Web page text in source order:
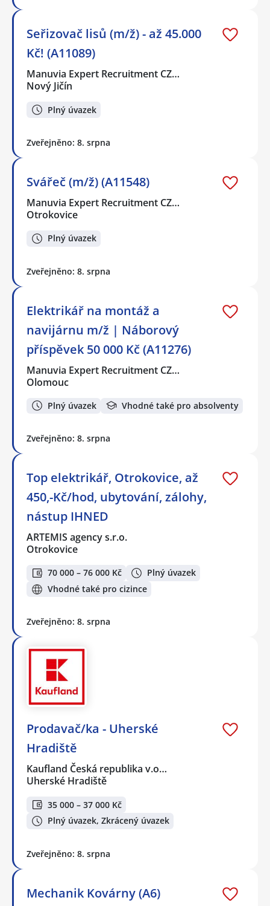
Seřizovač lisů (m/ž) - až 45.000
Kč! (A11089)
Manuvia Expert Recruitment CZ…
Nový Jičín
Plný úvazek
Zveřejněno: 8. srpna
Svářeč (m/ž) (A11548)
Manuvia Expert Recruitment CZ…
Otrokovice
Plný úvazek
Zveřejněno: 8. srpna
Elektrikář na montáž a
navijárnu m/ž | Náborový
příspěvek 50 000 Kč (A11276)
Manuvia Expert Recruitment CZ…
Olomouc
Plný úvazek Vhodné také pro absolventy
Zveřejněno: 8. srpna
Top elektrikář, Otrokovice, až
450,-Kč/hod, ubytování, zálohy,
nástup IHNED
ARTEMIS agency s.r.o.
Otrokovice
70 000 – 76 000 Kč
Plný úvazek
Vhodné také pro cizince
Zveřejněno: 8. srpna
Prodavač/ka - Uherské
Hradiště
Kaufland Česká republika v.o…
Uherské Hradiště
35 000 – 37 000 Kč
Plný úvazek, Zkrácený úvazek
Zveřejněno: 8. srpna
Mechanik Kovárny (A6)